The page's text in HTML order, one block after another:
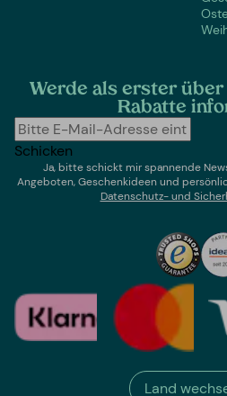
Werde als erster
Rabatte
Schicken
Ja, bitte schickt mir spannende
Angeboten, Geschenkideen und
Datenschutz- und
Land